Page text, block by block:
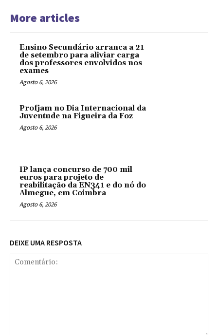
More articles
Ensino Secundário arranca a 21
de setembro para aliviar carga
dos professores envolvidos nos
exames
Agosto 6, 2026
Profjam no Dia Internacional da
Juventude na Figueira da Foz
Agosto 6, 2026
IP lança concurso de 700 mil
euros para projeto de
reabilitação da EN341 e do nó do
Almegue, em Coimbra
Agosto 6, 2026
DEIXE UMA RESPOSTA